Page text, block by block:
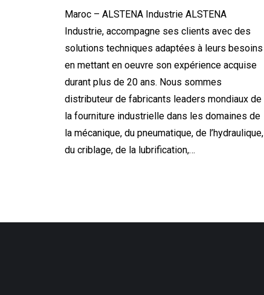
Maroc – ALSTENA Industrie ALSTENA
Industrie, accompagne ses clients avec des
solutions techniques adaptées à leurs besoins
en mettant en oeuvre son expérience acquise
durant plus de 20 ans. Nous sommes
distributeur de fabricants leaders mondiaux de
la fourniture industrielle dans les domaines de
la mécanique, du pneumatique, de l’hydraulique,
du criblage, de la lubrification,…